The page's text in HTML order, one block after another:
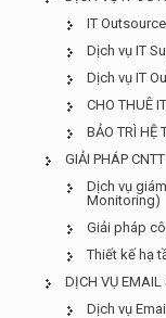
IT
Dịch vụ IT
Dịch vụ IT
CHO THUÊ
BẢO TRÌ HỆ
GIẢI PHÁP CNTT
Dịch vụ
Monitoring)
Giải pháp
Thiết kế hạ
DỊCH VỤ EMAIL
Dịch vụ